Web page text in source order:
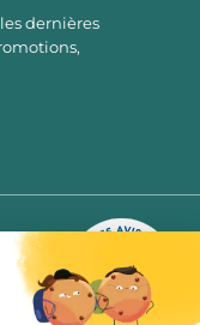
2780 AVIS
9.7/10
dernières